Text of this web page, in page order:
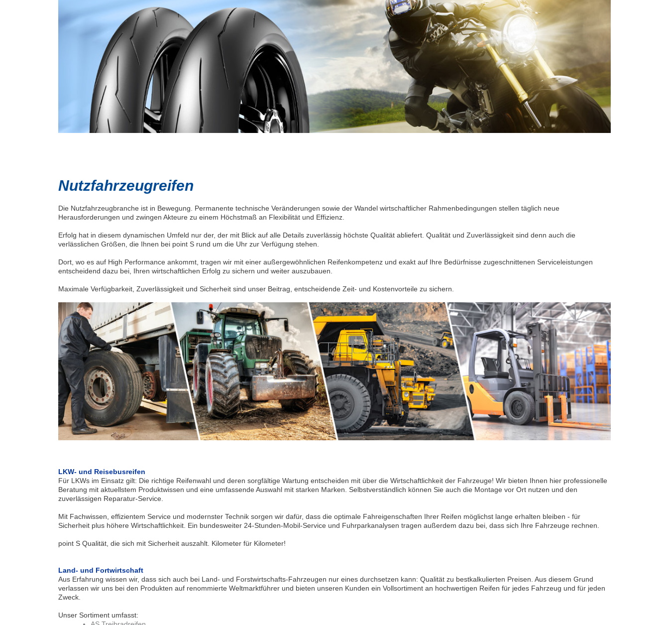
Nutzfahrzeugreifen
Die Nutzfahrzeugbranche ist in Bewegung. Permanente technische Veränderungen sowie der Wandel wirtschaftlicher Rahmenbedingungen stellen täglich neue
Herausforderungen und zwingen Akteure zu einem Höchstmaß an Flexibilität und Effizienz.
Erfolg hat in diesem dynamischen Umfeld nur der, der mit Blick auf alle Details zuverlässig höchste Qualität abliefert. Qualität und Zuverlässigkeit sind denn auch die
verlässlichen Größen, die Ihnen bei point S rund um die Uhr zur Verfügung stehen.
Dort, wo es auf High Performance ankommt, tragen wir mit einer außergewöhnlichen Reifenkompetenz und exakt auf Ihre Bedürfnisse zugeschnittenen Serviceleistungen
entscheidend dazu bei, Ihren wirtschaftlichen Erfolg zu sichern und weiter auszubauen.
Maximale Verfügbarkeit, Zuverlässigkeit und Sicherheit sind unser Beitrag, entscheidende Zeit- und Kostenvorteile zu sichern.
LKW- und Reisebusreifen
Für LKWs im Einsatz gilt: Die richtige Reifenwahl und deren sorgfältige Wartung entscheiden mit über die Wirtschaftlichkeit der Fahrzeuge! Wir bieten Ihnen hier professionelle
Beratung mit aktuellstem Produktwissen und eine umfassende Auswahl mit starken Marken. Selbstverständlich können Sie auch die Montage vor Ort nutzen und den
zuverlässigen Reparatur-Service.
Mit Fachwissen, effizientem Service und modernster Technik sorgen wir dafür, dass die optimale Fahreigenschaften Ihrer Reifen möglichst lange erhalten bleiben - für
Sicherheit plus höhere Wirtschaftlichkeit. Ein bundesweiter 24-Stunden-Mobil-Service und Fuhrparkanalysen tragen außerdem dazu bei, dass sich Ihre Fahrzeuge rechnen.
point S Qualität, die sich mit Sicherheit auszahlt. Kilometer für Kilometer!
Land- und Fortwirtschaft
Aus Erfahrung wissen wir, dass sich auch bei Land- und Forstwirtschafts-Fahrzeugen nur eines durchsetzen kann: Qualität zu bestkalkulierten Preisen. Aus diesem Grund
verlassen wir uns bei den Produkten auf renommierte Weltmarktführer und bieten unseren Kunden ein Vollsortiment an hochwertigen Reifen für jedes Fahrzeug und für jeden
Zweck.
Unser Sortiment umfasst: